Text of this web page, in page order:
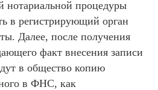
процедуры
в регистрирующий орган
Далее, после получения
факт внесения записи
в общество копию
в ФНС, как